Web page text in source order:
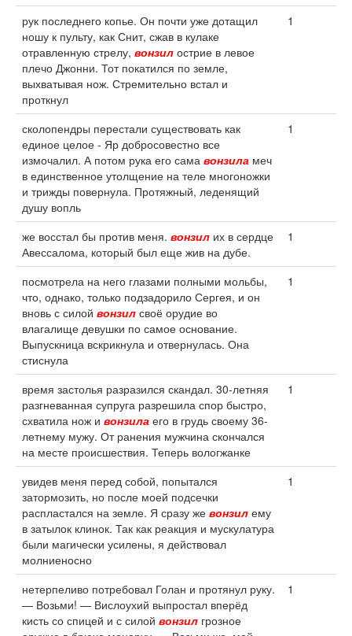
рук последнего копье. Он почти уже дотащил
ношу к пульту, как Снит, сжав в кулаке
отравленную стрелу, вонзил острие в левое
плечо Джонни. Тот покатился по земле,
выхватывая нож. Стремительно встал и
проткнул
1
сколопендры перестали существовать как
единое целое - Яр добросовестно все
измочалил. А потом рука его сама вонзила меч
в единственное утолщение на теле многоножки
и трижды повернула. Протяжный, леденящий
душу вопль
1
же восстал бы против меня. вонзил их в сердце
Авессалома, который был еще жив на дубе.
1
посмотрела на него глазами полными мольбы,
что, однако, только подзадорило Сергея, и он
вновь с силой вонзил своё орудие во
влагалище девушки по самое основание.
Выпускница вскрикнула и отвернулась. Она
стиснула
1
время застолья разразился скандал. 30-летняя
разгневанная супруга разрешила спор быстро,
схватила нож и вонзила его в грудь своему 36-
летнему мужу. От ранения мужчина скончался
на месте происшествия. Теперь вологжанке
1
увидев меня перед собой, попытался
затормозить, но после моей подсечки
распластался на земле. Я сразу же вонзил ему
в затылок клинок. Так как реакция и мускулатура
были магически усилены, я действовал
молниеносно
1
нетерпеливо потребовал Голан и протянул руку.
— Возьми! — Вислоухий выпростал вперёд
кисть со спицей и с силой вонзил грозное
1